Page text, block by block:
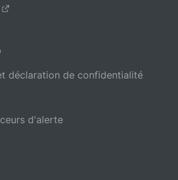
déclaration de confidentialité
d'alerte